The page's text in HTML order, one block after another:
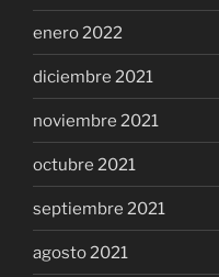
enero 2022
diciembre 2021
noviembre 2021
octubre 2021
septiembre 2021
agosto 2021